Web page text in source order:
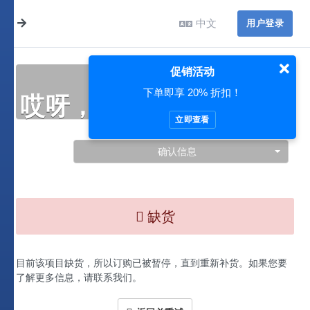
中文 用户登录
哎呀，此处出现了问题…
确认信息
缺货
目前该项目缺货，所以订购已被暂停，直到重新补货。如果您要
了解更多信息，请联系我们。
促销活动
下单即享 20% 折扣！
立即查看